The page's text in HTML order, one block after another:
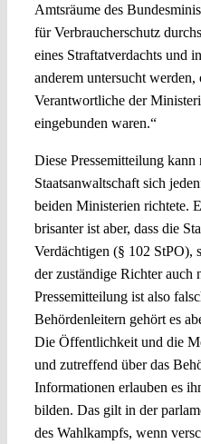
Amtsräume des
für Verbraucherschutz
eines Straftatverdachts und
anderem untersucht
Verantwortliche der
eingebunden waren.“
Diese Pressemitteilung
Staatsanwaltschaft sich
beiden Ministerien richtete.
brisanter ist aber, dass die
Verdächtigen (§ 102 StPO),
der zuständige Richter auch
Pressemitteilung ist also
Behördenleitern gehört es
Die Öffentlichkeit und die
und zutreffend über das
Informationen erlauben es
bilden. Das gilt in der
des Wahlkampfs, wenn